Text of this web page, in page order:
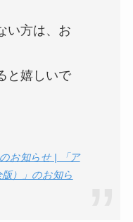
い方は、お
と嬉しいで
お知らせ | 「ア
）」のお知ら